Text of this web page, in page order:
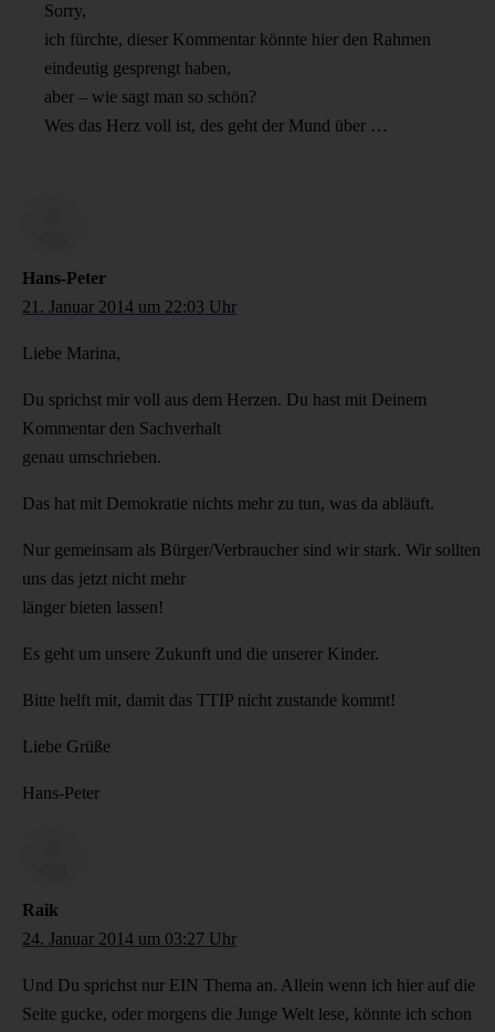
Sorry,
ich fürchte, dieser Kommentar könnte hier den Rahmen
eindeutig gesprengt haben,
aber – wie sagt man so schön?
Wes das Herz voll ist, des geht der Mund über …
Hans-Peter
21. Januar 2014 um 22:03 Uhr
Liebe Marina,
Du sprichst mir voll aus dem Herzen. Du hast mit Deinem
Kommentar den Sachverhalt
genau umschrieben.
Das hat mit Demokratie nichts mehr zu tun, was da abläuft.
Nur gemeinsam als Bürger/Verbraucher sind wir stark. Wir sollten
uns das jetzt nicht mehr
länger bieten lassen!
Es geht um unsere Zukunft und die unserer Kinder.
Bitte helft mit, damit das TTIP nicht zustande kommt!
Liebe Grüße
Hans-Peter
Raik
24. Januar 2014 um 03:27 Uhr
Und Du sprichst nur EIN Thema an. Allein wenn ich hier auf die
Seite gucke, oder morgens die Junge Welt lese, könnte ich schon